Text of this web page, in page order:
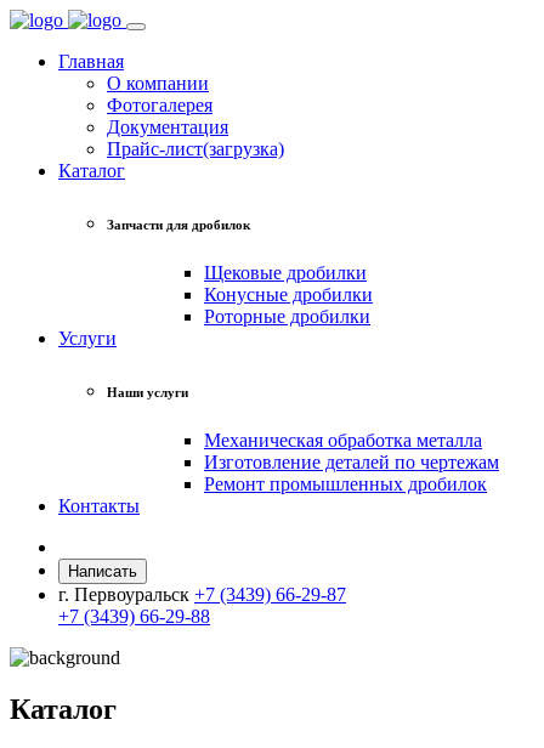
Главная
О компании
Фотогалерея
Документация
Прайс-лист(загрузка)
Каталог
Запчасти для дробилок
Щековые дробилки
Конусные дробилки
Роторные дробилки
Услуги
Наши услуги
Механическая обработка металла
Изготовление деталей по чертежам
Ремонт промышленных дробилок
Контакты
Написать
г. Первоуральск +7 (3439) 66-29-87
+7 (3439) 66-29-88
Каталог